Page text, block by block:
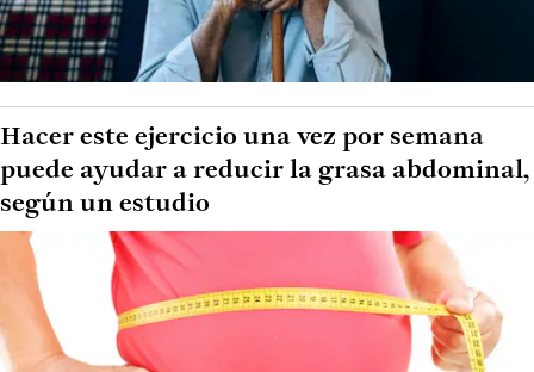
Hacer este ejercicio una vez por semana
puede ayudar a reducir la grasa abdominal,
según un estudio